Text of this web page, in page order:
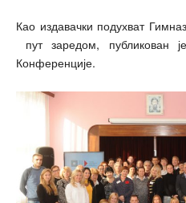
Као издавачки подухват
пут заредом, публикован
Конференције.